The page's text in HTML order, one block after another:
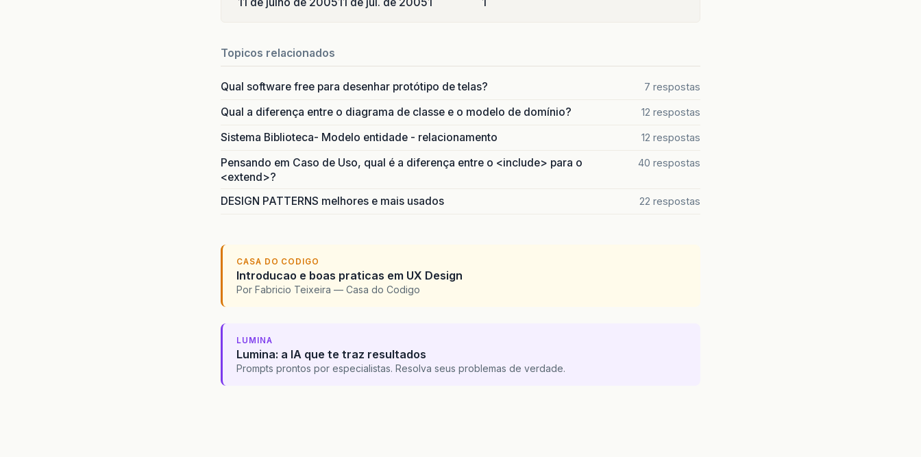
Topicos relacionados
Qual software free para desenhar protótipo de telas? 7 respostas
Qual a diferença entre o diagrama de classe e o modelo de domínio? 12 respostas
Sistema Biblioteca- Modelo entidade - relacionamento 12 respostas
Pensando em Caso de Uso, qual é a diferença entre o <include> para o
<extend>?
40 respostas
DESIGN PATTERNS melhores e mais usados 22 respostas
CASA DO CODIGO
Introducao e boas praticas em UX Design
Por Fabricio Teixeira — Casa do Codigo
LUMINA
Lumina: a IA que te traz resultados
Prompts prontos por especialistas. Resolva seus problemas de verdade.